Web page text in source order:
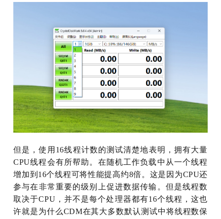
但是，使用16线程计数的测试清楚地表明，拥有大量
CPU线程会有所帮助。在随机工作负载中从一个线程
增加到16个线程可将性能提高约8倍。这是因为CPU还
参与在非常重要的级别上促进数据传输。但是线程数
取决于CPU，并不是每个处理器都有16个线程，这也
许就是为什么CDM在其大多数默认测试中将线程数保